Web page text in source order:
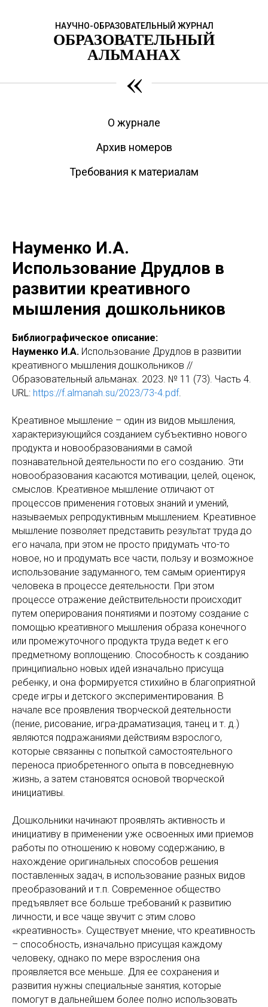
НАУЧНО-ОБРАЗОВАТЕЛЬНЫЙ ЖУРНАЛ
ОБРАЗОВАТЕЛЬНЫЙ
АЛЬМАНАХ
«
О журнале
Архив номеров
Требования к материалам
Науменко И.А.
Использование Друдлов в
развитии креативного
мышления дошкольников
Библиографическое описание:
Науменко И.А. Использование Друдлов в развитии
креативного мышления дошкольников //
Образовательный альманах. 2023. № 11 (73). Часть 4.
URL: https://f.almanah.su/2023/73-4.pdf.
Креативное мышление – один из видов мышления,
характеризующийся созданием субъективно нового
продукта и новообразованиями в самой
познавательной деятельности по его созданию. Эти
новообразования касаются мотивации, целей, оценок,
смыслов. Креативное мышление отличают от
процессов применения готовых знаний и умений,
называемых репродуктивным мышлением. Креативное
мышление позволяет представить результат труда до
его начала, при этом не просто придумать что-то
новое, но и продумать все части, пользу и возможное
использование задуманного, тем самым ориентируя
человека в процессе деятельности. При этом
процессе отражение действительности происходит
путем оперирования понятиями и поэтому создание с
помощью креативного мышления образа конечного
или промежуточного продукта труда ведет к его
предметному воплощению. Способность к созданию
принципиально новых идей изначально присуща
ребенку, и она формируется стихийно в благоприятной
среде игры и детского экспериментирования. В
начале все проявления творческой деятельности
(пение, рисование, игра-драматизация, танец и т. д.)
являются подражаниями действиям взрослого,
которые связанны с попыткой самостоятельного
переноса приобретенного опыта в повседневную
жизнь, а затем становятся основой творческой
инициативы.
Дошкольники начинают проявлять активность и
инициативу в применении уже освоенных ими приемов
работы по отношению к новому содержанию, в
нахождение оригинальных способов решения
поставленных задач, в использование разных видов
преобразований и т.п. Современное общество
предъявляет все больше требований к развитию
личности, и все чаще звучит с этим слово
«креативность». Существует мнение, что креативность
– способность, изначально присущая каждому
человеку, однако по мере взросления она
проявляется все меньше. Для ее сохранения и
развития нужны специальные занятия, которые
помогут в дальнейшем более полно использовать